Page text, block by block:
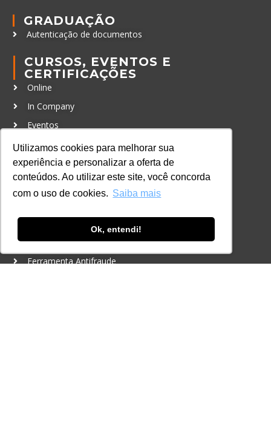
Utilizamos cookies para melhorar sua
experiência e personalizar a oferta de
conteúdos. Ao utilizar este site, você concorda
com o uso de cookies. Saiba mais
Ok, entendi!
GRADUAÇÃO
Autenticação de documentos
CURSOS, EVENTOS E
CERTIFICAÇÕES
Online
In Company
Eventos
Certificações
CONTATO
Ferramenta Antifraude